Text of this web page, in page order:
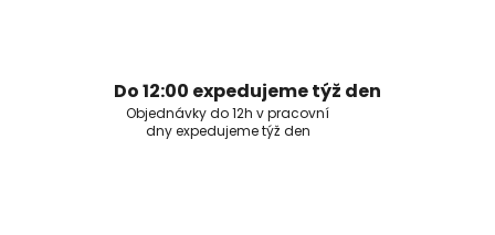
Do 12:00 expedujeme týž den
Objednávky do 12h v pracovní
dny expedujeme týž den